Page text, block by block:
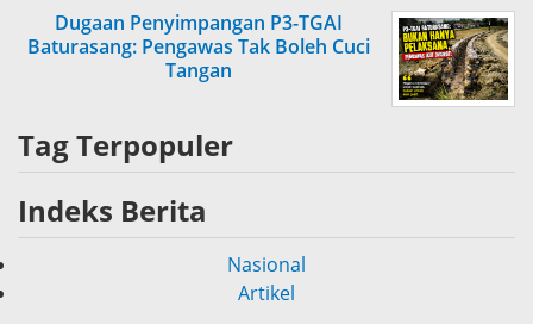
Dugaan Penyimpangan P3-TGAI
Baturasang: Pengawas Tak Boleh Cuci
Tangan
Tag Terpopuler
Indeks Berita
Nasional
Artikel